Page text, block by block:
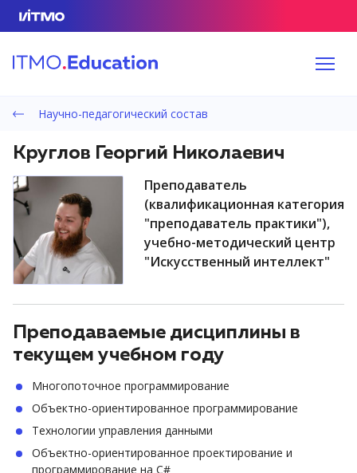
Научно-педагогический состав
Круглов Георгий Николаевич
преподаватель
(квалификационная категория
"преподаватель практики"),
учебно-методический центр
"Искусственный интеллект"
Преподаваемые дисциплины в
текущем учебном году
Многопоточное программирование
Объектно-ориентированное программирование
Технологии управления данными
Объектно-ориентированное проектирование и
программирование на C#